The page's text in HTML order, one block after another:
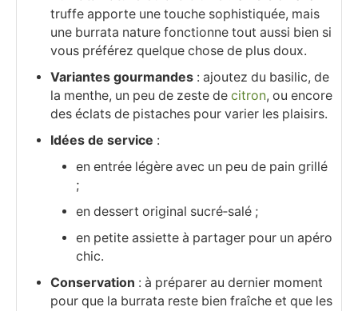
truffe apporte une touche sophistiquée, mais
une burrata nature fonctionne tout aussi bien si
vous préférez quelque chose de plus doux.
Variantes gourmandes : ajoutez du basilic, de
la menthe, un peu de zeste de citron, ou encore
des éclats de pistaches pour varier les plaisirs.
Idées de service :
en entrée légère avec un peu de pain grillé
;
en dessert original sucré‑salé ;
en petite assiette à partager pour un apéro
chic.
Conservation : à préparer au dernier moment
pour que la burrata reste bien fraîche et que les